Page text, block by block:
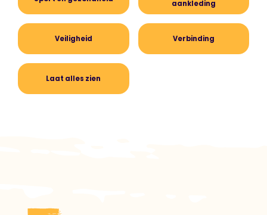
aankleding
Veiligheid Verbinding
Laat alles zien